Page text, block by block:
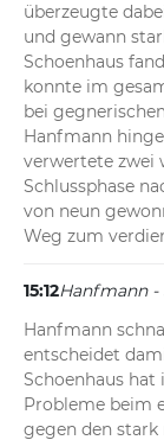
überzeugte
und gewann
Schoenhaus
konnte im
bei
Hanfmann
verwertete zwei
Schlussphase
von neun
Weg zum
15:12Hanfmann -
Hanfmann
entscheidet
Schoenhaus hat
Probleme beim
gegen den